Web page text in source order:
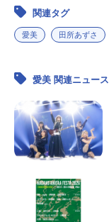
関連タグ
愛美 田所あずさ
愛美 関連ニュース